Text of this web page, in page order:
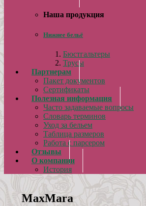
Наша продукция
Нижнее бельё
Бюстгальтеры
Трусы
Партнерам
Пакет документов
Сертификаты
Полезная информация
Часто задаваемые вопросы
Словарь терминов
Уход за бельем
Таблица размеров
Работа с парсером
Отзывы
О компании
История
MaxMara